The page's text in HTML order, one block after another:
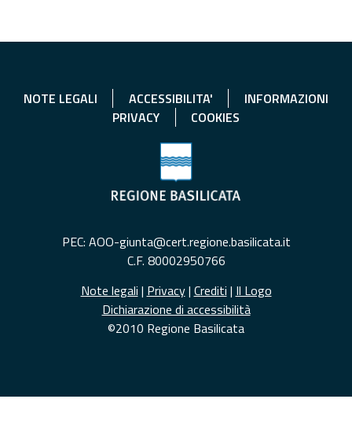
NOTE LEGALI ACCESSIBILITA'
INFORMAZIONI
PRIVACY
COOKIES
PEC: AOO-giunta@cert.regione.basilicata.it
C.F. 80002950766
Note legali | Privacy| Crediti | Il Logo
Dichiarazione di accessibilità
©2010 Regione Basilicata